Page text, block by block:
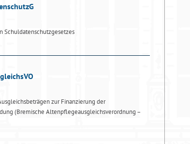
Schuldatenschutzgesetzes
zur Finanzierung der
(Bremische Altenpflegeausgleichsverordnung –